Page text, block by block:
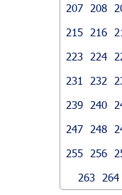
207
208
215
216
223
224
231
232
239
240
247
248
255
256
263
264